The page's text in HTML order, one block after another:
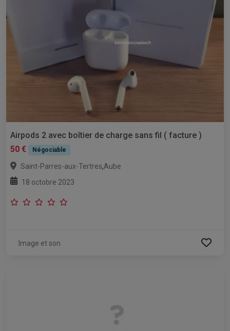
Airpods 2 avec boîtier de charge sans fil ( facture )
50 €
Négociable
Saint-Parres-aux-Tertres,Aube
18 octobre 2023
Image et son